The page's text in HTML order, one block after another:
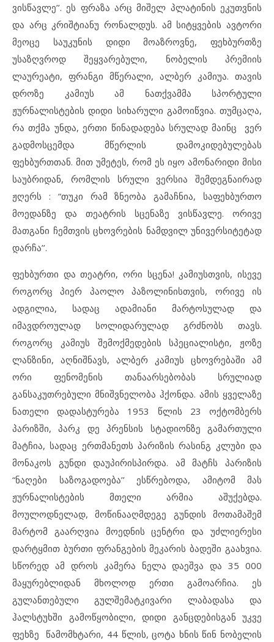
ვისწავლე’’. ეს ფრაზა არც მიშელ პლატინის ეკუთვნის
და არც კრიშტიანუ რონალდუს. ამ სიტყვების ავტორი
მეოცე საუკუნის დიდი მოაზროვნე, ფეხბურთზე
უსაზღვროდ შეყვარებული, ნობელის პრემიის
ლაურეატი, ფრანგი მწერალი, ალბერ კამიუა. თავის
დროზე კამიუს ამ ნათქვამმა სპორტული
ჟურნალისტების დიდი სიხარული გამოიწვია. თუმცაღა,
რა თქმა უნდა, ერთი წინადადება სრულად მაინც ვერ
გადმოსცემდა მწერლის დამოკიდებულებას
ფეხბურთთან. მით უმეტეს, რომ ეს იყო ამონარიდი მისი
საუბრიდან, რომლის სრული ვერსია შემდეგნაირად
ჟღერს : “თუკი რამ ზნეობა გამაჩნია, საფეხბურთო
მოედანზე და თეატრის სცენაზე ვისწავლე. ორივე
მათგანი ჩემთვის ცხოვრების ნამდვილ უნივერსიტეტად
დარჩა’’.
ფეხბურთი და თეატრი, ორი სცენა! კამიუსთვის, ისევე
როგორც პიერ პაოლო პაზოლინისთვის, ორივე ის
ადგილია, სადაც ადამიანი მარტოსულად და
იმავდროულად სოლიდარულად გრძნობს თავს.
როგორც კამიუს შემოქმედების სპეციალისტი, ჟოზე
ლანზინი, აღნიშნავს, ალბერ კამიუს ცხოვრებაში ამ
ორი ფენომენის თანაარსებობას სრულიად
განსაკუთრებული მნიშვნელობა ჰქონდა. ამის ყველაზე
ნათელი დადასტურება 1953 წლის 23 ოქტომბერს
პარიზში, პარკ დე პრენსის სტადიონზე გამართული
მატჩია, სადაც ერთმანეთს პარიზის რასინგ კლუბი და
მონაკოს გუნდი დაუპირისპირდა. ამ მატჩს პარიზის
“ნაღები საზოგადოება’’ ესწრებოდა, ამიტომ მას
ჟურნალისტების მთელი არმია აშუქებდა.
მოულოდნელად, მოწინააღმდეგე გუნდის მოთამაშემ
მარტომ გაარღვია მოედნის ცენტრი და უძლიერესი
დარტყმით ბურთი ფრანგების მეკარის ბადეში გაახვია.
სწორედ ამ დროს კამერა ნელა დაეშვა და 35 000
მაყურებლიდან მხოლოდ ერთი გამოარჩია. ეს
გულანთებული გულშემატკივარი ლაბადასა და
ჰალსტუხში გამოწყობილი, დიდი განცდებისგან უკვე
ფეხზე წამომხტარი, 44 წლის, ცოტა ხნის წინ ნობელის